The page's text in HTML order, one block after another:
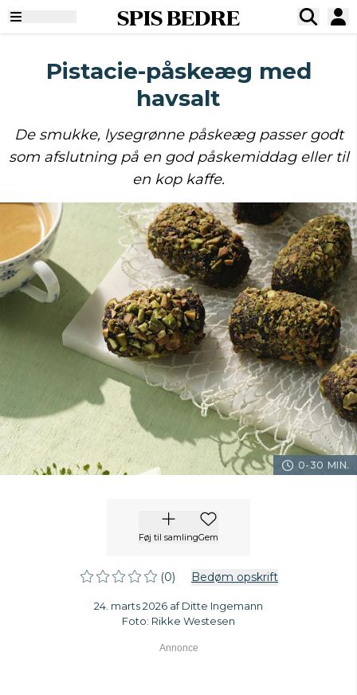
SPIS BEDRE
Pistacie-påskeæg med
havsalt
De smukke, lysegrønne påskeæg passer godt
som afslutning på en god påskemiddag eller til
en kop kaffe.
0-30 MIN.
Føj til samlingGem
(0) Bedøm opskrift
24. marts 2026 af Ditte Ingemann
Foto: Rikke Westesen